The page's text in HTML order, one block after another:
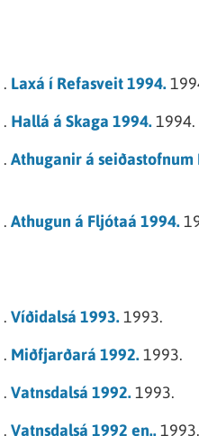
. Laxá í Refasveit 1994.
. Hallá á Skaga 1994.1994.
. Athuganir á seiðastofnum
. Athugun á Fljótaá 1994.
. Víðidalsá 1993.1993.
. Miðfjarðará 1992.1993.
. Vatnsdalsá 1992.1993.
. Vatnsdalsá 1992 en..1993.